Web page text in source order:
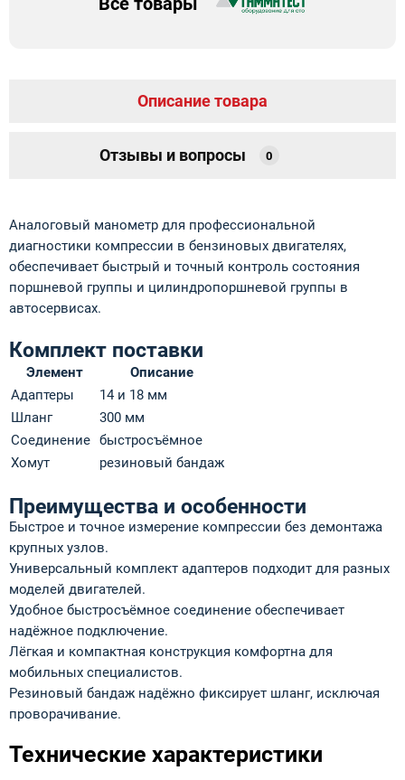
Описание товара
Отзывы и вопросы 0
Аналоговый манометр для профессиональной
диагностики компрессии в бензиновых двигателях,
обеспечивает быстрый и точный контроль состояния
поршневой группы и цилиндропоршневой группы в
автосервисах.
Комплект поставки
Элемент
Описание
Адаптеры
14 и 18 мм
Шланг
300 мм
Соединение быстросъёмное
Хомут
резиновый бандаж
Преимущества и особенности
Быстрое и точное измерение компрессии без демонтажа
крупных узлов.
Универсальный комплект адаптеров подходит для разных
моделей двигателей.
Удобное быстросъёмное соединение обеспечивает
надёжное подключение.
Лёгкая и компактная конструкция комфортна для
мобильных специалистов.
Резиновый бандаж надёжно фиксирует шланг, исключая
проворачивание.
Технические характеристики